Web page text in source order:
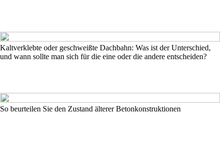
Kaltverklebte oder geschweißte Dachbahn: Was ist der Unterschied,
und wann sollte man sich für die eine oder die andere entscheiden?
So beurteilen Sie den Zustand älterer Betonkonstruktionen